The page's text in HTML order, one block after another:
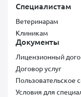
Специалистам
Ветеринарам
Клиникам
Документы
Лицензионный
Договор услуг
Пользовательское
Условия для